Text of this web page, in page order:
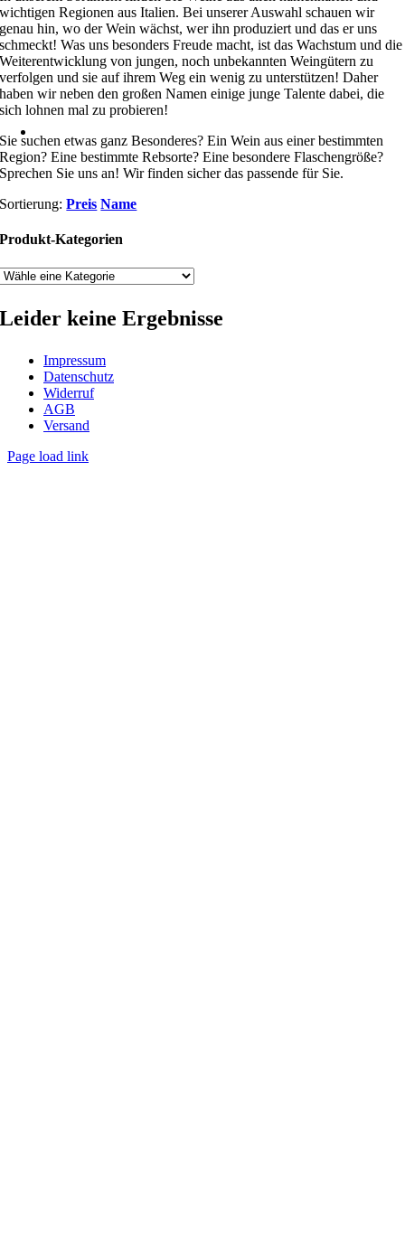
wichtigen Regionen aus Italien. Bei unserer Auswahl schauen wir
genau hin, wo der Wein wächst, wer ihn produziert und das er uns
schmeckt! Was uns besonders Freude macht, ist das Wachstum und die
Weiterentwicklung von jungen, noch unbekannten Weingütern zu
verfolgen und sie auf ihrem Weg ein wenig zu unterstützen! Daher
haben wir neben den großen Namen einige junge Talente dabei, die
sich lohnen mal zu probieren!
Sie suchen etwas ganz Besonderes? Ein Wein aus einer bestimmten
Region? Eine bestimmte Rebsorte? Eine besondere Flaschengröße?
Sprechen Sie uns an! Wir finden sicher das passende für Sie.
Sortierung:Preis Name
Produkt-Kategorien
Leider keine Ergebnisse
Impressum
Datenschutz
Widerruf
AGB
Versand
Page load link